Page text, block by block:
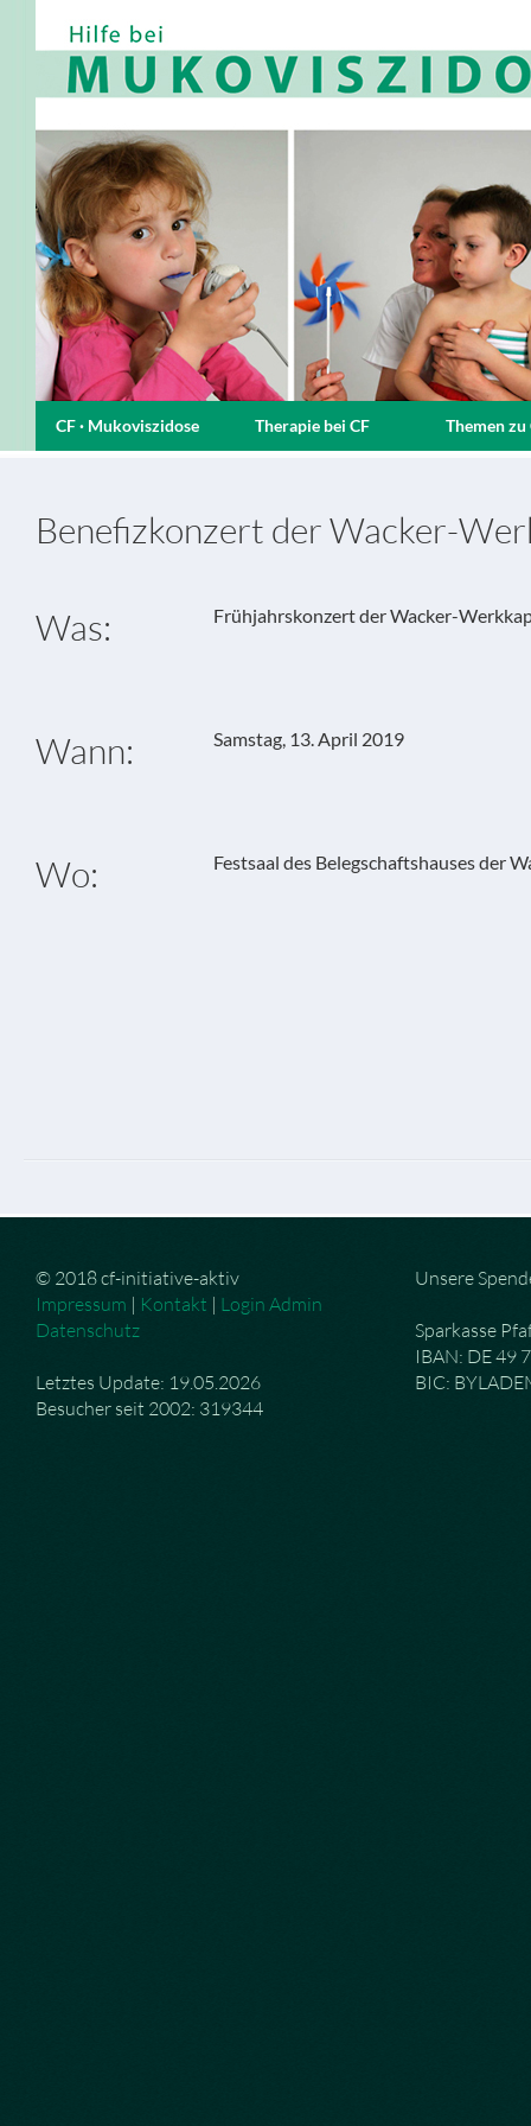
CF · Mukoviszidose Therapie bei CF Themen zu
Benefizkonzert der Wacker-
Was: Frühjahrskonzert der Wacker-
Wann: Samstag, 13. April 2019
Wo: Festsaal des Belegschaftshauses der
© 2018 cf-initiative-aktiv
Impressum | Kontakt | Login Admin
Datenschutz
Letztes Update: 19.05.2026
Besucher seit 2002: 319344
Unsere
Sparkasse
IBAN: DE 49
BIC: